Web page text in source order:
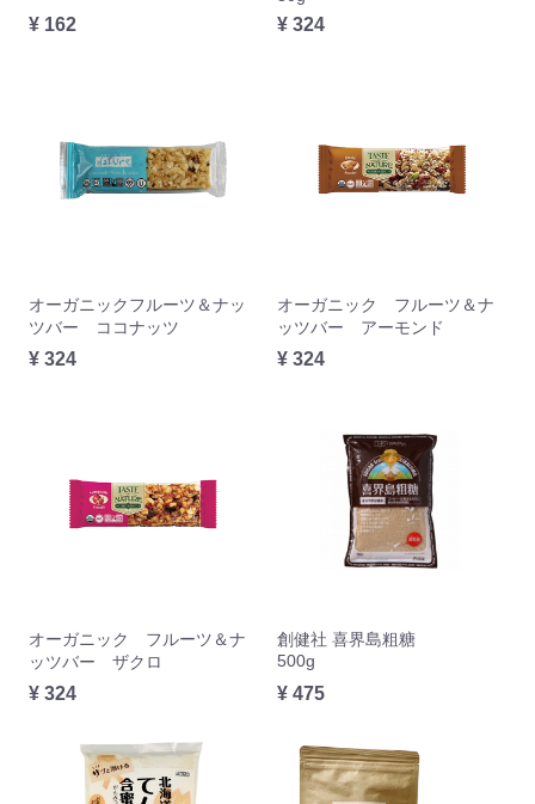
¥ 162 ¥ 324
オーガニックフルーツ＆ナッ
ツバー ココナッツ
¥ 324
オーガニック フルーツ＆ナ
ッツバー アーモンド
¥ 324
オーガニック フルーツ＆ナ
ッツバー ザクロ
¥ 324
創健社 喜界島粗糖
500g
¥ 475